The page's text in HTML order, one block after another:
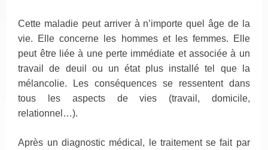
Cette maladie peut arriver à n’importe quel âge de la
vie. Elle concerne les hommes et les femmes. Elle
peut être liée à une perte immédiate et associée à un
travail de deuil ou un état plus installé tel que la
mélancolie. Les conséquences se ressentent dans
tous les aspects de vies (travail, domicile,
relationnel…).
Après un diagnostic médical, le traitement se fait par